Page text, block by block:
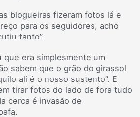
blogueiras fizeram fotos lá e
para os seguidores, acho
tanto”.
que era simplesmente um
sabem que o grão do girassol
ali é o nosso sustento”. E
tirar fotos do lado de fora tudo
cerca é invasão de